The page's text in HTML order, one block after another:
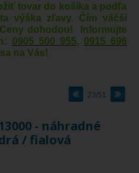
tovar do košíka a podľa
výška zľavy. Čím väčší
dohodou! Informujte
0905 500 955, 0915 696
na Vás!
23/51
- náhradné
/ fialová